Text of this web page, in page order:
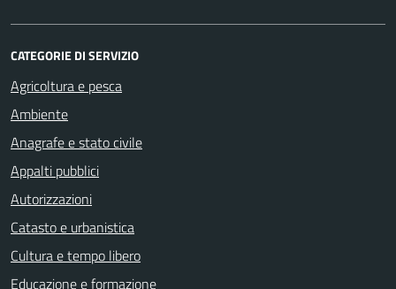
CATEGORIE DI SERVIZIO
Agricoltura e pesca
Ambiente
Anagrafe e stato civile
Appalti pubblici
Autorizzazioni
Catasto e urbanistica
Cultura e tempo libero
Educazione e formazione